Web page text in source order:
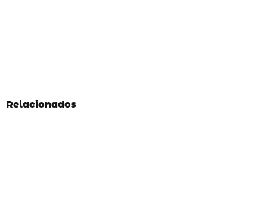
Relacionados